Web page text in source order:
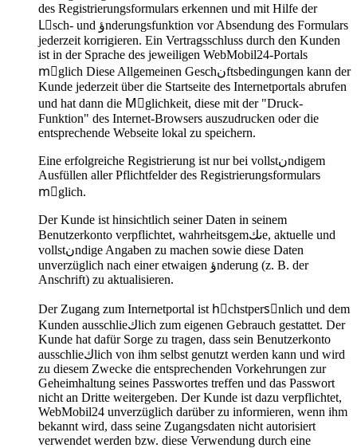
des Registrierungsformulars erkennen und mit Hilfe der
Lِsch- und ؤnderungsfunktion vor Absendung des Formulars
jederzeit korrigieren. Ein Vertragsschluss durch den Kunden
ist in der Sprache des jeweiligen WebMobil24-Portals
mِglich Diese Allgemeinen Geschنftsbedingungen kann der
Kunde jederzeit über die Startseite des Internetportals abrufen
und hat dann die Mِglichkeit, diese mit der "Druck-
Funktion" des Internet-Browsers auszudrucken oder die
entsprechende Webseite lokal zu speichern.
Eine erfolgreiche Registrierung ist nur bei vollstنndigem
Ausfüllen aller Pflichtfelder des Registrierungsformulars
mِglich.
Der Kunde ist hinsichtlich seiner Daten in seinem
Benutzerkonto verpflichtet, wahrheitsgemنكe, aktuelle und
vollstنndige Angaben zu machen sowie diese Daten
unverzüglich nach einer etwaigen ؤnderung (z. B. der
Anschrift) zu aktualisieren.
Der Zugang zum Internetportal ist hِchstpersِnlich und dem
Kunden ausschlieكlich zum eigenen Gebrauch gestattet. Der
Kunde hat dafür Sorge zu tragen, dass sein Benutzerkonto
ausschlieكlich von ihm selbst genutzt werden kann und wird
zu diesem Zwecke die entsprechenden Vorkehrungen zur
Geheimhaltung seines Passwortes treffen und das Passwort
nicht an Dritte weitergeben. Der Kunde ist dazu verpflichtet,
WebMobil24 unverzüglich darüber zu informieren, wenn ihm
bekannt wird, dass seine Zugangsdaten nicht autorisiert
verwendet werden bzw. diese Verwendung durch eine